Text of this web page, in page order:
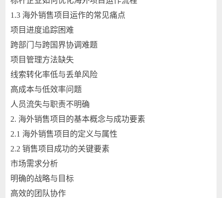
1.3 海外销售项目运作的常见痛点
项目进度追踪困难
跨部门与跨国界协调难题
项目管理方法缺失
线索转化率低与丢单风险
高成本与低效率问题
人员流失与职责不明确
2. 海外销售项目的基本概念与成功要素
2.1 海外销售项目的定义与属性
2.2 销售项目成功的关键要素
市场需求分析
明确的战略与目标
高效的团队协作